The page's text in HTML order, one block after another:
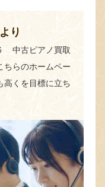
り
中古ピアノ買取
ちらのホームペー
高くを目標に立ち